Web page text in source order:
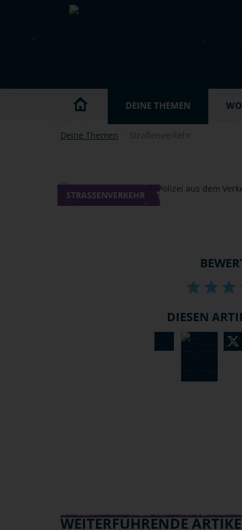
Skip to main content
DEINE THEMEN
Deine Themen Straßenverkehr
STRASSENVERKEHR
DIESEN
WEITERFÜHRENDE